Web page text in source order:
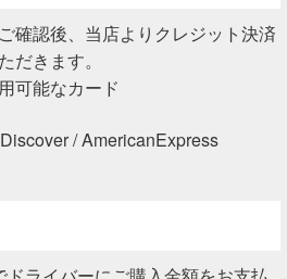
確認後、当店よりクレジット決済
だきます。
可能なカード
/ AmericanExpress